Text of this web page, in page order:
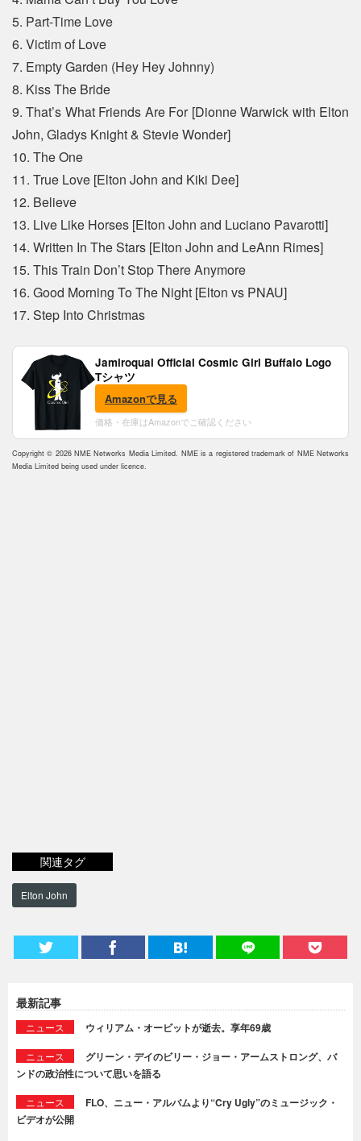
5. Part-Time Love
6. Victim of Love
7. Empty Garden (Hey Hey Johnny)
8. Kiss The Bride
9. That’s What Friends Are For [Dionne Warwick with Elton
John, Gladys Knight & Stevie Wonder]
10. The One
11. True Love [Elton John and Kiki Dee]
12. Believe
13. Live Like Horses [Elton John and Luciano Pavarotti]
14. Written In The Stars [Elton John and LeAnn Rimes]
15. This Train Don’t Stop There Anymore
16. Good Morning To The Night [Elton vs PNAU]
17. Step Into Christmas
Jamiroquai Official Cosmic Girl Buffalo Logo
Tシャツ
Amazonで見る
価格・在庫はAmazonでご確認ください
Copyright © 2026 NME Networks Media Limited. NME is a registered trademark of NME Networks
Media Limited being used under licence.
関連タグ
Elton John
最新記事
ニュース ウィリアム・オービットが逝去。享年69歳
ニュース
グリーン・デイのビリー・ジョー・アームストロング、バ
ンドの政治性について思いを語る
ニュース
FLO、ニュー・アルバムより“Cry Ugly”のミュージック・
ビデオが公開